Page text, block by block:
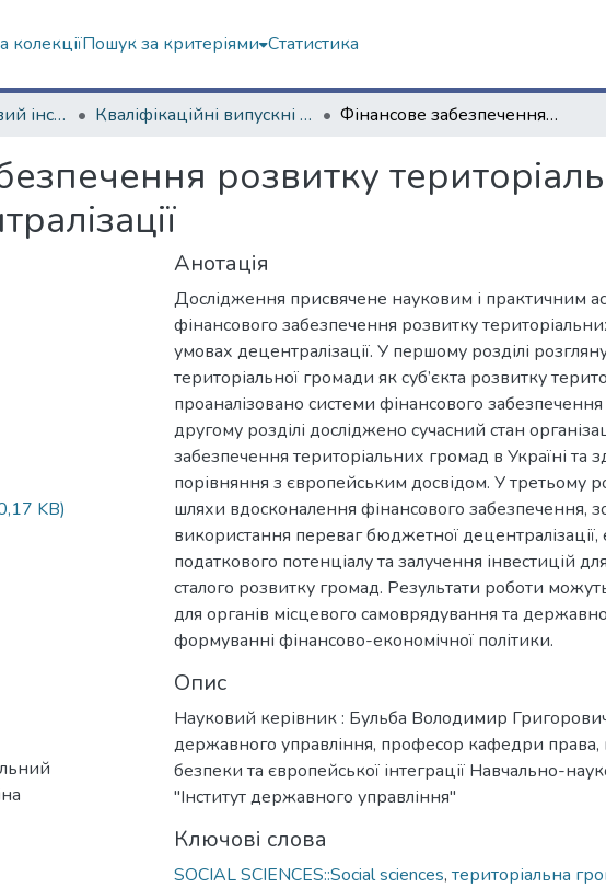
колекціїПошук за критеріями Статистика
Навчально-науковий інститут "Інститут державного управління" Кваліфікаційні випускні роботи магістрів. Інститут державного управління Фінансове забезпечення розвитку територіальних громад в умовах децентралізації
розвитку
KB)
Анотація
Дослідження присвячене науковим і практичним
фінансового забезпечення розвитку
умовах децентралізації. У першому розділі
територіальної громади як суб’єкта розвитку
проаналізовано системи фінансового забезпечення
другому розділі досліджено сучасний стан
забезпечення територіальних громад в Україні та
порівняння з європейським досвідом. У третьому
шляхи вдосконалення фінансового забезпечення,
використання переваг бюджетної
податкового потенціалу та залучення інвестицій
сталого розвитку громад. Результати роботи
для органів місцевого самоврядування та
формуванні фінансово-економічної політики.
Опис
Науковий керівник : Бульба Володимир
державного управління, професор кафедри права,
безпеки та європейської інтеграції Навчально-
"Інститут державного управління"
Ключові слова
SOCIAL SCIENCES::Social sciences, територіальна